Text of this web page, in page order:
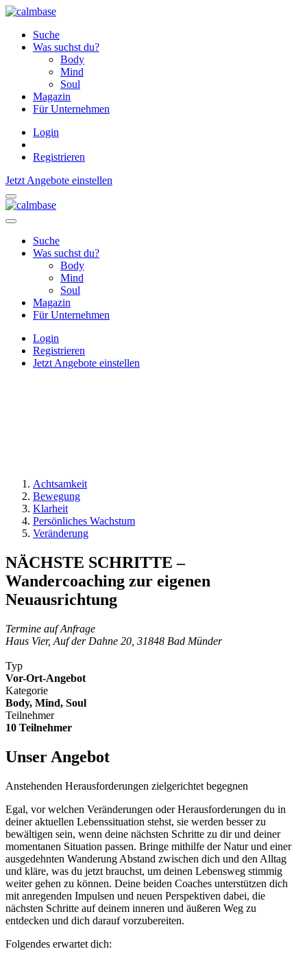
Suche
Was suchst du?
Body
Mind
Soul
Magazin
Für Unternehmen
Login
Registrieren
Jetzt Angebote einstellen
Suche
Was suchst du?
Body
Mind
Soul
Magazin
Für Unternehmen
Login
Registrieren
Jetzt Angebote einstellen
Achtsamkeit
Bewegung
Klarheit
Persönliches Wachstum
Veränderung
NÄCHSTE SCHRITTE –
Wandercoaching zur eigenen
Neuausrichtung
Termine auf Anfrage
Haus Vier, Auf der Dahne 20, 31848 Bad Münder
Typ
Vor-Ort-Angebot
Kategorie
Body, Mind, Soul
Teilnehmer
10 Teilnehmer
Unser Angebot
Anstehenden Herausforderungen zielgerichtet begegnen
Egal, vor welchen Veränderungen oder Herausforderungen du in
deiner aktuellen Lebenssituation stehst, sie werden besser zu
bewältigen sein, wenn deine nächsten Schritte zu dir und deiner
momentanen Situation passen. Bringe mithilfe der Natur und einer
ausgedehnten Wanderung Abstand zwischen dich und den Alltag
und kläre, was du jetzt brauchst, um deinen Lebensweg stimmig
weiter gehen zu können. Deine beiden Coaches unterstützen dich
mit anregenden Impulsen und neuen Perspektiven dabei, die
nächsten Schritte auf deinem inneren und äußeren Weg zu
entdecken und dich darauf vorzubereiten.
Folgendes erwartet dich: